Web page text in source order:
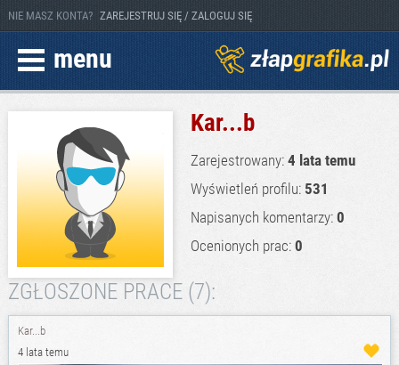
NIE MASZ KONTA? ZAREJESTRUJ SIĘ / ZALOGUJ SIĘ
menu
Kar...b
Zarejestrowany: 4 lata temu
Wyświetleń profilu: 531
Napisanych komentarzy: 0
Ocenionych prac: 0
ZGŁOSZONE PRACE (7):
Kar...b
4 lata temu